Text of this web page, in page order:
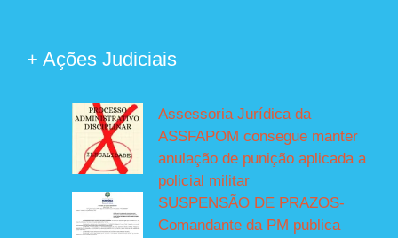
+ Ações Judiciais
Assessoria Jurídica da
ASSFAPOM consegue manter
anulação de punição aplicada a
policial militar
SUSPENSÃO DE PRAZOS-
Comandante da PM publica